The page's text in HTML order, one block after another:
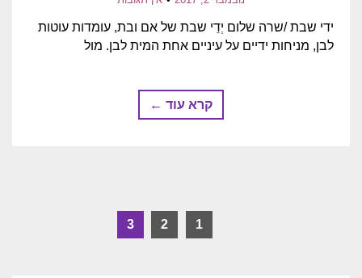
ידי שבת /שרה שלום יְדֵי שבת של אם ובת, עומדות עוטות
לבן, מניחות ידיים על עיניים אחת המית לבן. מול
קרא עוד ←
1
2
3